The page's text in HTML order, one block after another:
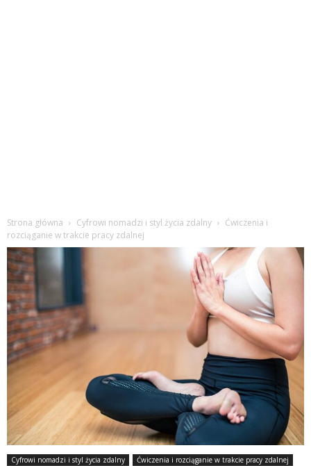
Strona główna Cyfrowi nomadzi i styl życia zdalny
Ćwiczenia i
rozciąganie w trakcie pracy zdalnej
Cyfrowi nomadzi i styl życia zdalny Ćwiczenia i rozciąganie w trakcie pracy zdalnej